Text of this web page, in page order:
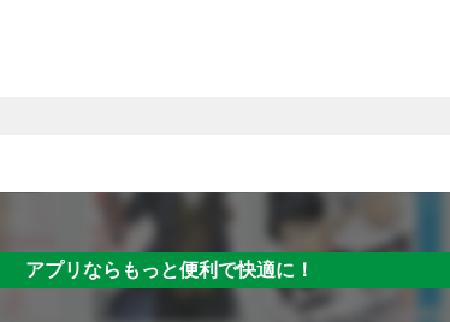
アプリならもっと便利で快適に！